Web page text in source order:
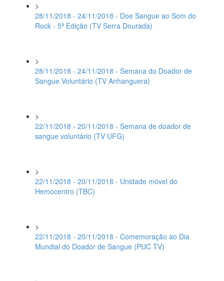
>
28/11/2018 - 24/11/2018 - Doe Sangue ao Som do
Rock - 5ª Edição (TV Serra Dourada)
>
28/11/2018 - 24/11/2018 - Semana do Doador de
Sangue Voluntário (TV Anhanguera)
>
22/11/2018 - 20/11/2018 - Semana de doador de
sangue voluntário (TV UFG)
>
22/11/2018 - 20/11/2018 - Unidade móvel do
Hemocentro (TBC)
>
22/11/2018 - 20/11/2018 - Comemoração ao Dia
Mundial do Doador de Sangue (PUC TV)